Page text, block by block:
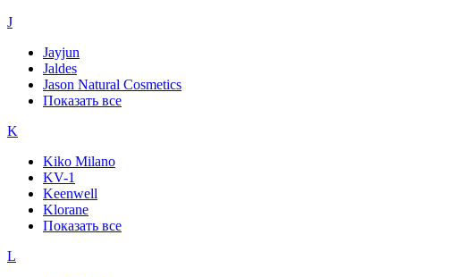
J
Jayjun
Jaldes
Jason Natural Cosmetics
Показать все
K
Kiko Milano
KV-1
Keenwell
Klorane
Показать все
L